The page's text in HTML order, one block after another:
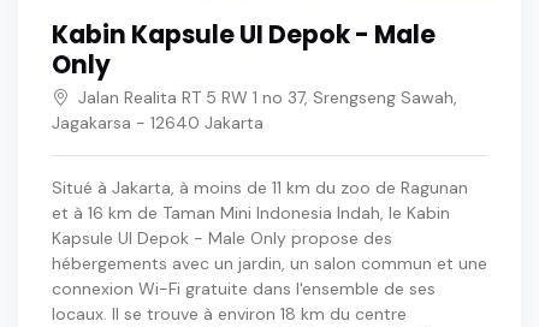
Kabin Kapsule UI Depok - Male
Only
Jalan Realita RT 5 RW 1 no 37, Srengseng Sawah,
Jagakarsa - 12640 Jakarta
Situé à Jakarta, à moins de 11 km du zoo de Ragunan
et à 16 km de Taman Mini Indonesia Indah, le Kabin
Kapsule UI Depok - Male Only propose des
hébergements avec un jardin, un salon commun et une
connexion Wi-Fi gratuite dans l'ensemble de ses
locaux. Il se trouve à environ 18 km du centre